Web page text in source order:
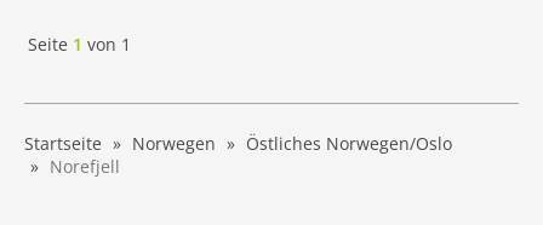
Seite 1 von 1
Startseite Norwegen
Östliches Norwegen/Oslo
Norefjell